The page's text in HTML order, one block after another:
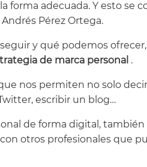
forma adecuada. Y esto se
Pérez Ortega.
y qué podemos ofrecer,
de marca personal .
nos permiten no solo
escribir un blog…
de forma digital,
otros profesionales que